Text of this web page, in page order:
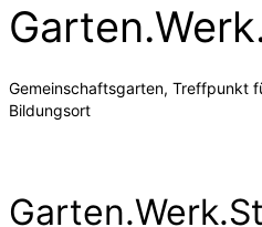
Gemeinschaftsgarten, Treffpunkt
Bildungsort